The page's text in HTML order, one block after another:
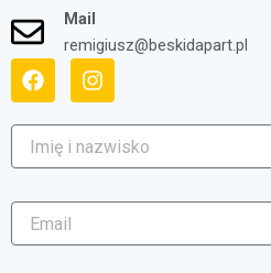
Mail
remigiusz@beskidapart.pl
F
a
e
b
o
k
I
n
t
a
r
m
Imię
Email